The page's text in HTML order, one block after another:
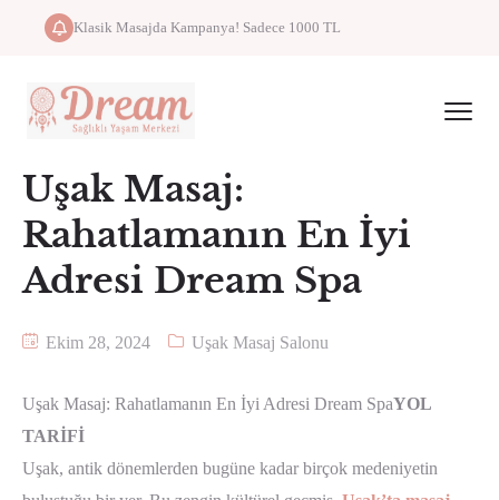
Klasik Masajda Kampanya! Sadece 1000 TL
Uşak Masaj:
Rahatlamanın En İyi
Adresi Dream Spa
Ekim 28, 2024 Uşak Masaj Salonu
Uşak Masaj: Rahatlamanın En İyi Adresi Dream SpaYOL
TARİFİ
Uşak, antik dönemlerden bugüne kadar birçok medeniyetin